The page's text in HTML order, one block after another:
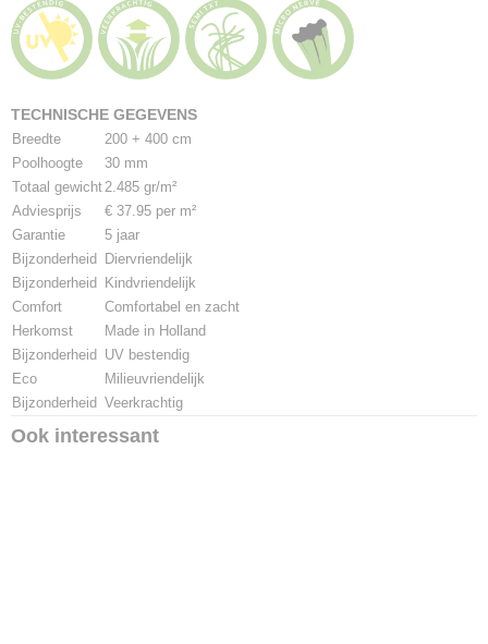
TECHNISCHE GEGEVENS
Breedte
200 + 400 cm
Poolhoogte
30 mm
Totaal gewicht2.485 gr/m²
Adviesprijs
€ 37.95 per m²
Garantie
5 jaar
Bijzonderheid
Diervriendelijk
Bijzonderheid
Kindvriendelijk
Comfort
Comfortabel en zacht
Herkomst
Made in Holland
Bijzonderheid UV bestendig
Eco
Milieuvriendelijk
Bijzonderheid Veerkrachtig
Ook interessant